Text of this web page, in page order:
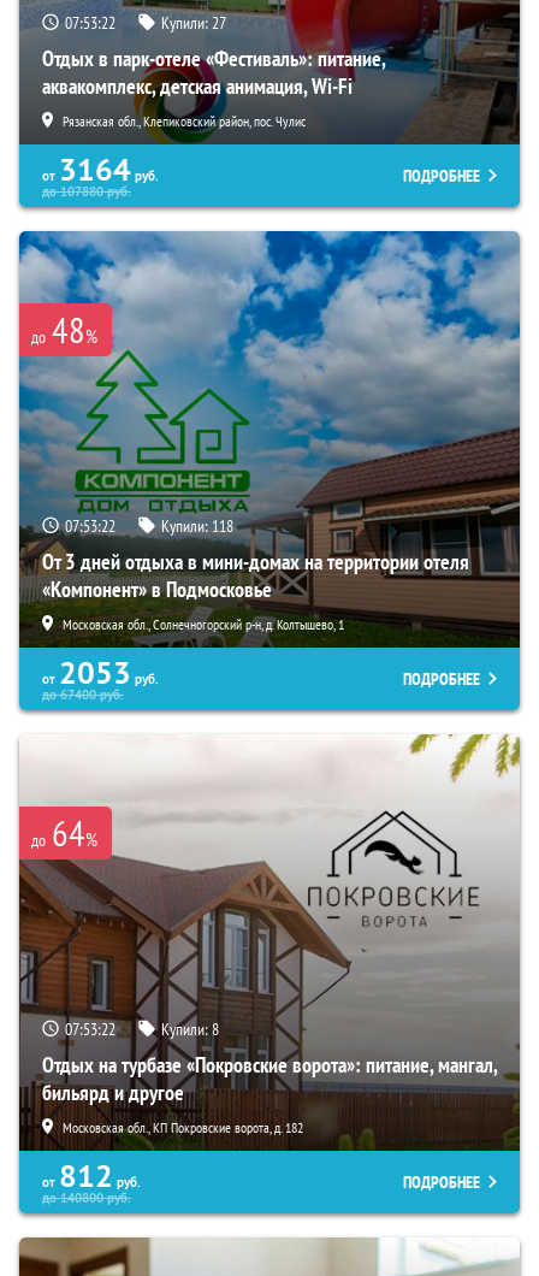
07:53:21 Купили:27
Отдых в парк-отеле «Фестиваль»: питание,
аквакомплекс, детская анимация, Wi-Fi
Рязанская обл., Клепиковский район, пос. Чулис
от 3164 руб.
до107880руб.
ПОДРОБНЕЕ
до 48%
07:53:21 Купили: 118
От 3 дней отдыха в мини-домах на территории отеля
«Компонент» в Подмосковье
Московская обл., Солнечногорский р-н, д. Колтышево, 1
от 2053 руб.
до67400руб.
ПОДРОБНЕЕ
до 64%
07:53:21 Купили:8
Отдых на турбазе «Покровские ворота»: питание, мангал,
бильярд и другое
Московская обл., КП Покровские ворота, д. 182
от 812 руб.
до140800руб.
ПОДРОБНЕЕ